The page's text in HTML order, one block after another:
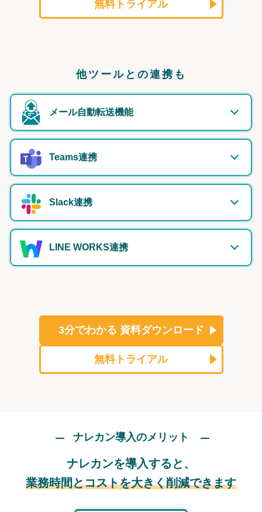
無料トライアル
他ツールとの連携も
メール自動転送機能
Teams連携
Slack連携
LINE WORKS連携
3分でわかる 資料ダウンロード
無料トライアル
ナレカン導入のメリット
ナレカンを導入すると、
業務時間とコストを大きく削減できます